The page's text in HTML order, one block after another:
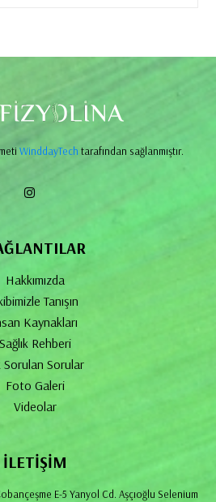
WinddayTech tarafından sağlanmıştır.
Hakkımızda
Tanışın
Kaynakları
Sağlık Rehberi
Sorulan Sorular
Foto Galeri
Videolar
İLETİŞİM
E-5 Yanyol Cd. Aşçıoğlu Selenium